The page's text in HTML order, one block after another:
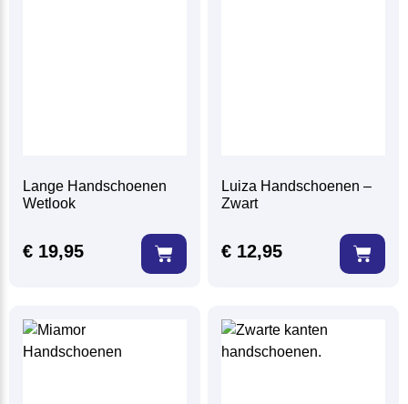
Lange Handschoenen
Wetlook
€ 19,95
Luiza Handschoenen –
Zwart
€ 12,95